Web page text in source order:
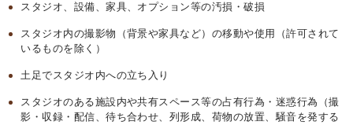
スタジオ、設備、家具、オプション等の汚損・破損
スタジオ内の撮影物（背景や家具など）の移動や使用（許可されて
いるものを除く）
土足でスタジオ内への立ち入り
スタジオのある施設内や共有スペース等の占有行為・迷惑行為（撮
影・収録・配信、待ち合わせ、列形成、荷物の放置、騒音を発する